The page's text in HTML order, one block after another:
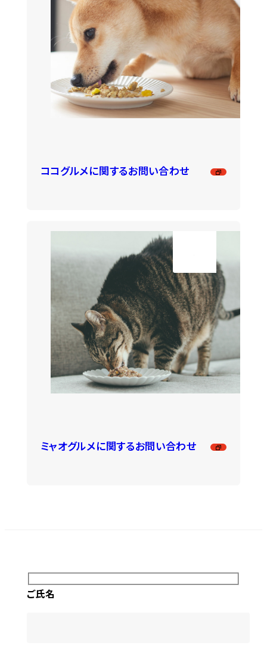
ココグルメに関するお問い合わせ
ミャオグルメに関するお問い合わせ
ご氏名